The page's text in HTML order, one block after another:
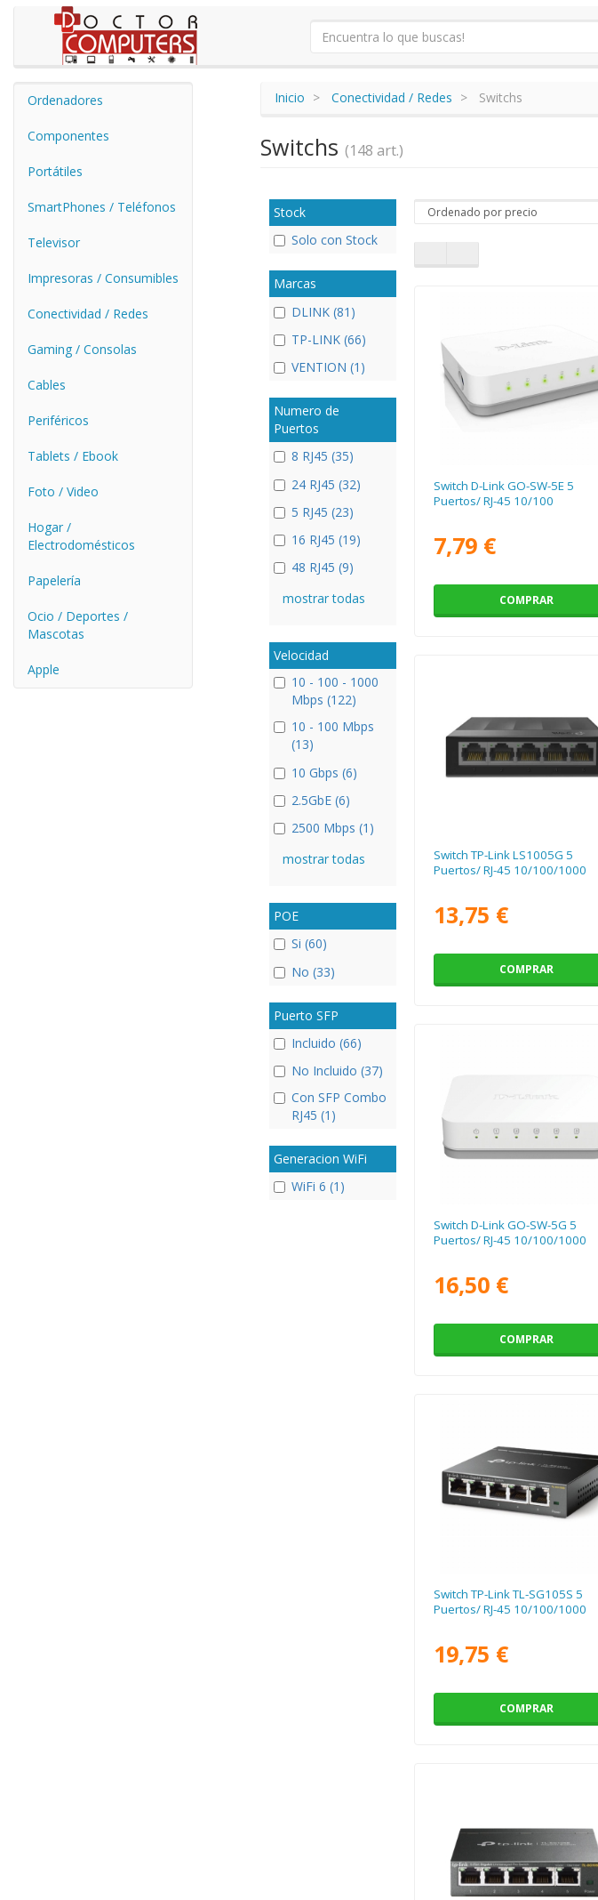
Ordenadores
Componentes
Portátiles
SmartPhones / Teléfonos
Televisor
Impresoras / Consumibles
Conectividad / Redes
Gaming / Consolas
Cables
Periféricos
Tablets / Ebook
Foto / Video
Hogar /
Electrodomésticos
Papelería
Ocio / Deportes /
Mascotas
Apple
Inicio Conectividad / Redes Switchs
Switchs (148 art.)
Stock
Solo con Stock
Marcas
DLINK (81)
TP-LINK (66)
VENTION (1)
Numero de
Puertos
8 RJ45 (35)
24 RJ45 (32)
5 RJ45 (23)
16 RJ45 (19)
48 RJ45 (9)
mostrar todas
Velocidad
10 - 100 - 1000
Mbps (122)
10 - 100 Mbps
(13)
10 Gbps (6)
2.5GbE (6)
2500 Mbps (1)
mostrar todas
POE
Si (60)
No (33)
Puerto SFP
Incluido (66)
No Incluido (37)
Con SFP Combo
RJ45 (1)
Generacion WiFi
WiFi 6 (1)
Switch D-Link GO-SW-5E 5
Puertos/ RJ-45 10/100
7,79 €
COMPRAR
Switch TP-Link LS1005G 5
Puertos/ RJ-45 10/100/1000
13,75 €
COMPRAR
Switch D-Link GO-SW-5G 5
Puertos/ RJ-45 10/100/1000
16,50 €
COMPRAR
Switch TP-Link TL-SG105S 5
Puertos/ RJ-45 10/100/1000
19,75 €
COMPRAR